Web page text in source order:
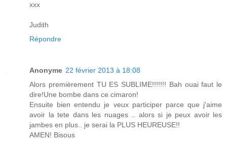
xxx
Judith
Répondre
Anonyme 22 février 2013 à 18:08
Alors premièrement TU ES SUBLIME!!!!!!! Bah ouai faut le
dire!Une bombe dans ce cimaron!
Ensuite bien entendu je veux participer parce que j'aime
avoir la tete dans les nuages .. alors si je peux avoir les
jambes en plus.. je serai la PLUS HEUREUSE!!
AMEN! Bisous